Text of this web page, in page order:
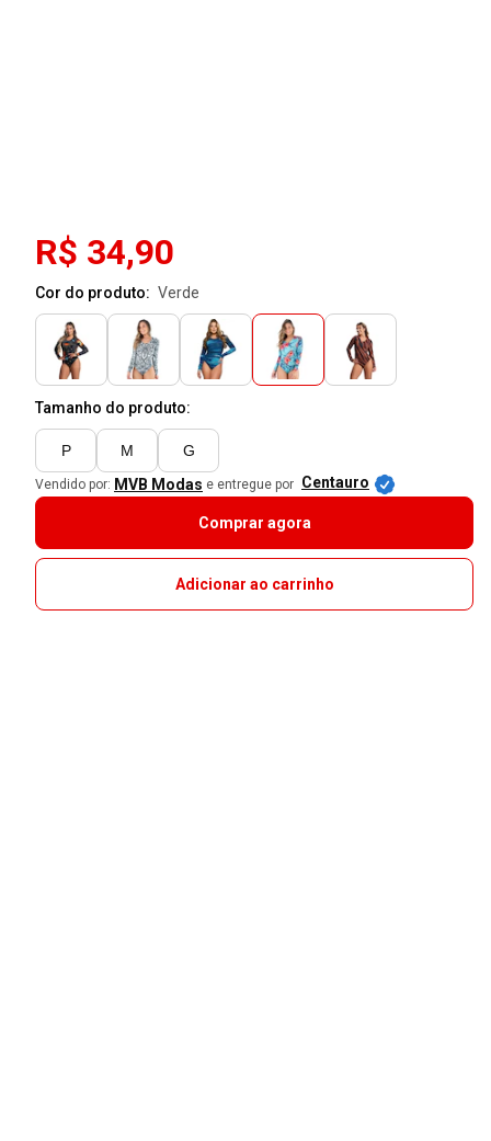
R$ 34,90
Cor do produto: verde
Tamanho do produto:
P M G
Vendido por: MVB Modas e entregue por Centauro
Comprar agora
Adicionar ao carrinho